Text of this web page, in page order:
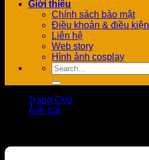
Giới thiệu
Chính sách bảo mật
Điều khoản & điều kiện
Liên hệ
Web story
Hình ảnh cosplay
Trang Chủ
Ảnh gái